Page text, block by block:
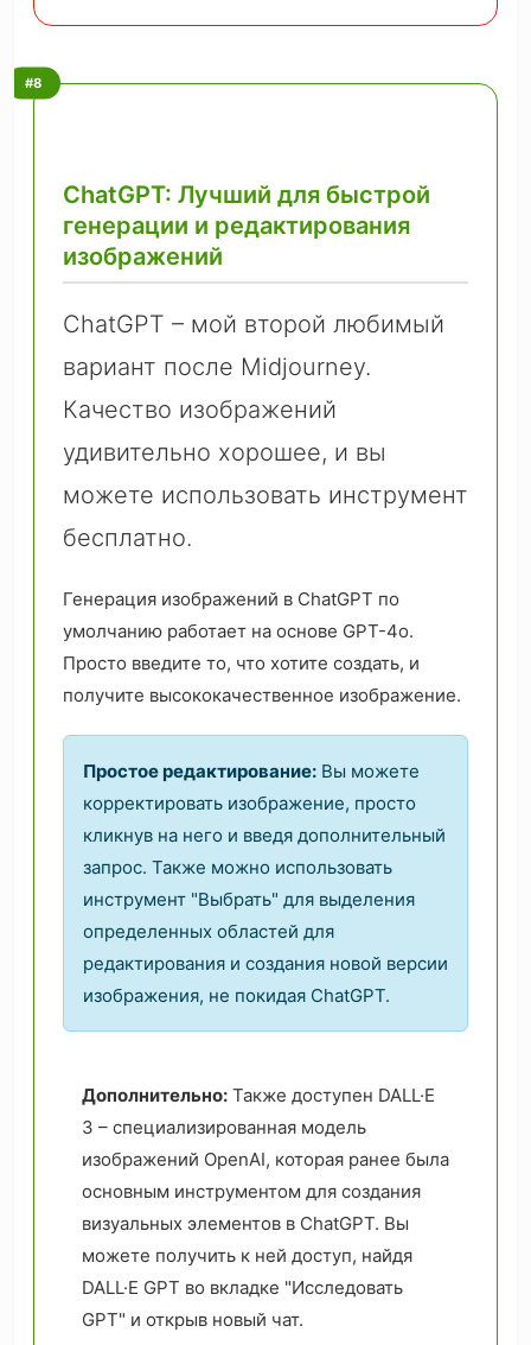
#8
ChatGPT: Лучший для быстрой
генерации и редактирования
изображений
ChatGPT – мой второй любимый
вариант после Midjourney.
Качество изображений
удивительно хорошее, и вы
можете использовать инструмент
бесплатно.
Генерация изображений в ChatGPT по
умолчанию работает на основе GPT-4o.
Просто введите то, что хотите создать, и
получите высококачественное изображение.
Простое редактирование: Вы можете
корректировать изображение, просто
кликнув на него и введя дополнительный
запрос. Также можно использовать
инструмент "Выбрать" для выделения
определенных областей для
редактирования и создания новой версии
изображения, не покидая ChatGPT.
Дополнительно: Также доступен DALL·E
3 – специализированная модель
изображений OpenAI, которая ранее была
основным инструментом для создания
визуальных элементов в ChatGPT. Вы
можете получить к ней доступ, найдя
DALL·E GPT во вкладке "Исследовать
GPT" и открыв новый чат.